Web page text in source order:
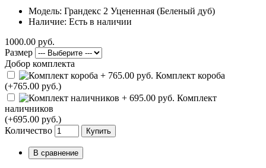
Модель: Грандекс 2 Уцененная (Беленый дуб)
Наличие: Есть в наличии
1000.00 руб.
Размер
Добор комплекта
Комплект короба
(+765.00 руб.)
Комплект
наличников
(+695.00 руб.)
Количество
Купить
В сравнение